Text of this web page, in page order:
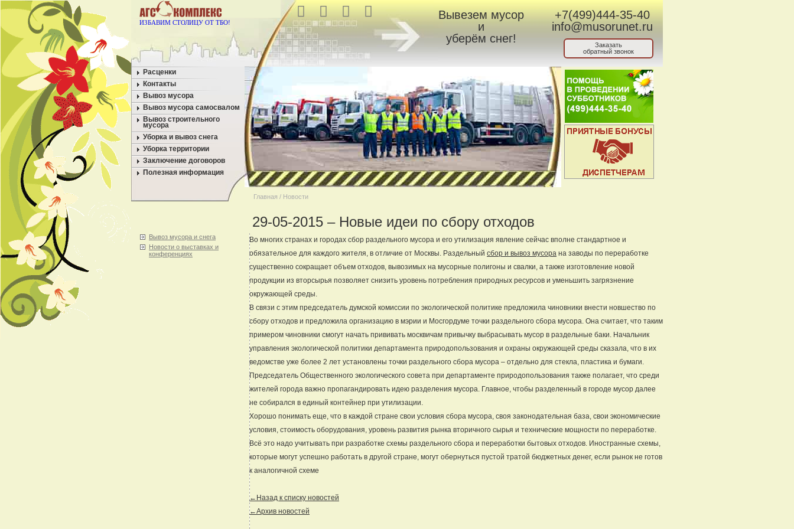
ИЗБАВИМ СТОЛИЦУ ОТ ТБО!
Вывезем мусор
и
уберём снег!
+7(499)444-35-40
info@musorunet.ru
Заказать
обратный звонок
Расценки
Контакты
Вывоз мусора
Вывоз мусора самосвалом
Вывоз строительного
мусора
Уборка и вывоз снега
Уборка территории
Заключение договоров
Полезная информация
Главная / Новости
29-05-2015 – Новые идеи по сбору отходов
Вывоз мусора и снега
Новости о выставках и
конференциях
Во многих странах и городах сбор раздельного мусора и его утилизация явление сейчас вполне стандартное и
обязательное для каждого жителя, в отличие от Москвы. Раздельный сбор и вывоз мусора на заводы по переработке
существенно сокращает объем отходов, вывозимых на мусорные полигоны и свалки, а также изготовление новой
продукции из вторсырья позволяет снизить уровень потребления природных ресурсов и уменьшить загрязнение
окружающей среды.
В связи с этим председатель думской комиссии по экологической политике предложила чиновники внести новшество по
сбору отходов и предложила организацию в мэрии и Мосгордуме точки раздельного сбора мусора. Она считает, что таким
примером чиновники смогут начать прививать москвичам привычку выбрасывать мусор в раздельные баки. Начальник
управления экологической политики департамента природопользования и охраны окружающей среды сказала, что в их
ведомстве уже более 2 лет установлены точки раздельного сбора мусора – отдельно для стекла, пластика и бумаги.
Председатель Общественного экологического совета при департаменте природопользования также полагает, что среди
жителей города важно пропагандировать идею разделения мусора. Главное, чтобы разделенный в городе мусор далее
не собирался в единый контейнер при утилизации.
Хорошо понимать еще, что в каждой стране свои условия сбора мусора, своя законодательная база, свои экономические
условия, стоимость оборудования, уровень развития рынка вторичного сырья и технические мощности по переработке.
Всё это надо учитывать при разработке схемы раздельного сбора и переработки бытовых отходов. Иностранные схемы,
которые могут успешно работать в другой стране, могут обернуться пустой тратой бюджетных денег, если рынок не готов
к аналогичной схеме
←Назад к списку новостей
←Архив новостей